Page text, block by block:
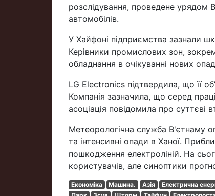
розслідування, проведене
автомобілів.
У Хайфоні підприємства зазнали
Керівники промислових зон,
обладнання в очікуванні нових
LG Electronics підтвердила, що її
Компанія зазначила, що серед
асоціація повідомила про
Метеорологічна служба В'єтнаму
та інтенсивні опади в Ханої.
пошкодження електроліній. На
користувачів, але синоптики
Економіка Машина. Азія Електрична